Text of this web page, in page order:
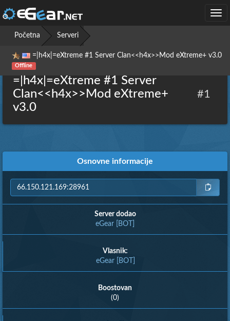
Početna
Serveri
=|h4x|=eXtreme #1 Server Clan<<h4x>>Mod eXtreme+ v3.0
Offline
=|h4x|=eXtreme #1 Server
Clan<<h4x>>Mod eXtreme+
v3.0
#1
Osnovne informacije
Server dodao
eGear [BOT]
Vlasnik:
eGear [BOT]
Boostovan
(0)